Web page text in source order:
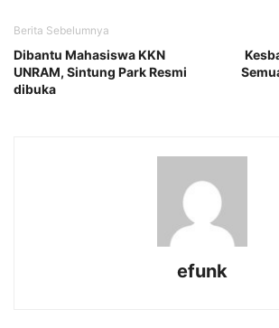
Berita Sebelumnya
Dibantu Mahasiswa KKN
UNRAM, Sintung Park Resmi
dibuka
efunk